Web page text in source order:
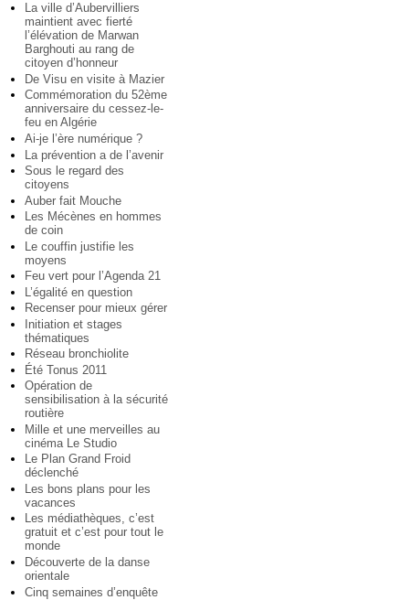
La ville d’Aubervilliers
maintient avec fierté
l’élévation de Marwan
Barghouti au rang de
citoyen d’honneur
De Visu en visite à Mazier
Commémoration du 52ème
anniversaire du cessez-le-
feu en Algérie
Ai-je l’ère numérique ?
La prévention a de l’avenir
Sous le regard des
citoyens
Auber fait Mouche
Les Mécènes en hommes
de coin
Le couffin justifie les
moyens
Feu vert pour l’Agenda 21
L’égalité en question
Recenser pour mieux gérer
Initiation et stages
thématiques
Réseau bronchiolite
Été Tonus 2011
Opération de
sensibilisation à la sécurité
routière
Mille et une merveilles au
cinéma Le Studio
Le Plan Grand Froid
déclenché
Les bons plans pour les
vacances
Les médiathèques, c’est
gratuit et c’est pour tout le
monde
Découverte de la danse
orientale
Cinq semaines d’enquête